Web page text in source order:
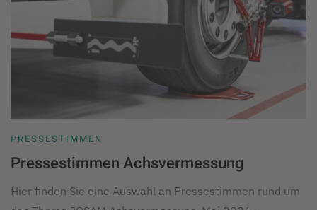
PRESSESTIMMEN
Pressestimmen Achsvermessung
Hier finden Sie eine Auswahl an Pressestimmen rund um